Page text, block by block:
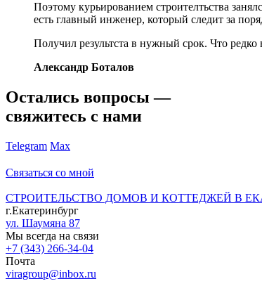
Поэтому курьированием строителтьства
есть главный инженер, который следит за
Получил результста в нужный срок. Что редко
Александр Боталов
Остались вопросы —
свяжитесь с нами
Telegram Max
Связаться со мной
СТРОИТЕЛЬСТВО ДОМОВ И КОТТЕДЖЕЙ В
г.Екатеринбург
ул. Шаумяна 87
Мы всегда на связи
+7 (343) 266-34-04
Почта
viragroup@inbox.ru